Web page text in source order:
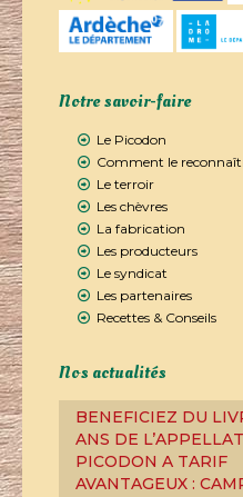
Notre savoir-faire
Le Picodon
Comment le
Le terroir
Les chèvres
La fabrication
Les producteurs
Le syndicat
Les partenaires
Recettes & Conseils
Nos actualités
BENEFICIEZ DU
ANS DE
PICODON A TARIF
AVANTAGEUX :